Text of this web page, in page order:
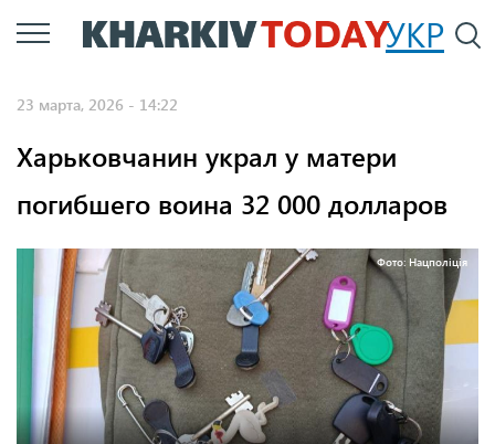
Перейти
к
УКР
23 марта, 2026 - 14:22
Харьковчанин украл у матери
погибшего воина 32 000 долларов
Фото: Нацполіція